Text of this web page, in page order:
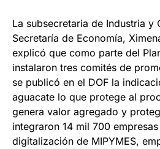
La subsecretaria de Industria y
Secretaría de Economía,
explicó que como parte del
instalaron tres comités de
se publicó en el DOF la
aguacate lo que protege al
genera valor agregado y
integraron 14 mil 700
digitalización de MIPYMES,